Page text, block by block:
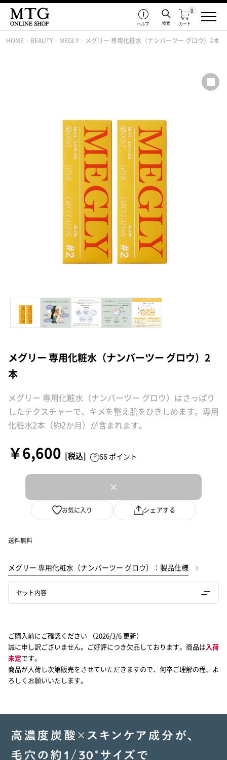
カート
0
検索
ヘルプ
HOME > BEAUTY > MEGLY > メグリー 専用化粧水（ナンバーツー グロウ）2本
メグリー 専用化粧水（ナンバーツー グロウ）2
本
メグリー 専用化粧水（ナンバーツー グロウ）はさっぱり
したテクスチャーで、キメを整え肌をひきしめます。専用
化粧水2本（約2か月）が含まれます。
￥6,600 66 ポイント
×
お気に入り シェアする
送料無料
メグリー 専用化粧水（ナンバーツー グロウ）：製品仕様
セット内容
ご購入前にご確認ください
（2026/3/6 更新）
誠に申し訳ございません。ご好評につき欠品しております。商品は 入荷
未定です。
商品が入荷し次第販売をさせていただきますので、何卒ご理解の程、よ
ろしくお願いいたします。